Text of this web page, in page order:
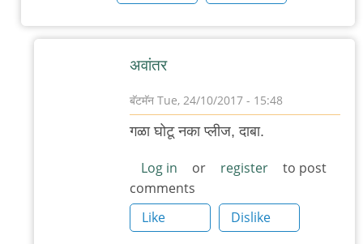
अवांतर
बॅटमॅन Tue, 24/10/2017 - 15:48
संकल्पनाविषयक
by
चिंतातुर
गळा घोटू नका प्लीज, दाबा.
Log in or register
to post
comments
Like
Dislike